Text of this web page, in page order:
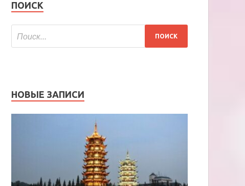
ПОИСК
НОВЫЕ ЗАПИСИ